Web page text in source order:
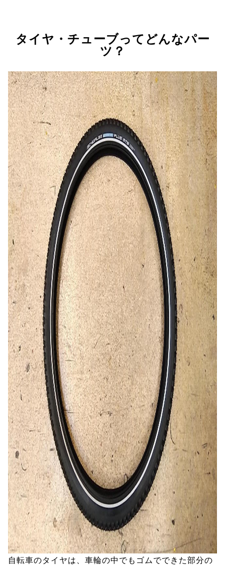
タイヤ・チューブってどんなパー
ツ？
自転車のタイヤは、車輪の中でもゴムでできた部分の